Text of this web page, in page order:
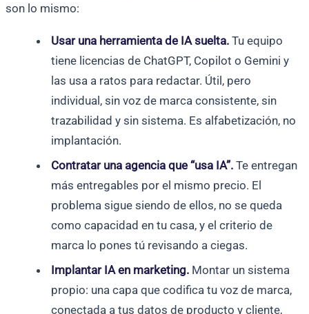
son lo mismo:
Usar una herramienta de IA suelta. Tu equipo
tiene licencias de ChatGPT, Copilot o Gemini y
las usa a ratos para redactar. Útil, pero
individual, sin voz de marca consistente, sin
trazabilidad y sin sistema. Es alfabetización, no
implantación.
Contratar una agencia que “usa IA”. Te entregan
más entregables por el mismo precio. El
problema sigue siendo de ellos, no se queda
como capacidad en tu casa, y el criterio de
marca lo pones tú revisando a ciegas.
Implantar IA en marketing. Montar un sistema
propio: una capa que codifica tu voz de marca,
conectada a tus datos de producto y cliente,